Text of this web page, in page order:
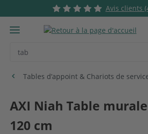
Passer au contenu principal Avis clients
Tables d’appoint & Chariots de
AXI Niah Table
120 cm